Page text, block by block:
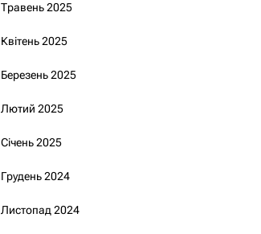
Травень 2025
Квітень 2025
Березень 2025
Лютий 2025
Січень 2025
Грудень 2024
Листопад 2024